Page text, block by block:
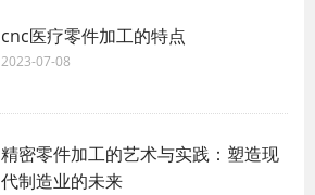
cnc医疗零件加工的特点
2023-07-08
精密零件加工的艺术与实践：塑造现
代制造业的未来